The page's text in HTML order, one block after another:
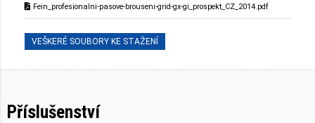
Fein_profesionalni-pasove-brouseni-grid-gx-gi_prospekt_CZ_2014.pdf
VEŠKERÉ SOUBORY KE STAŽENÍ
Příslušenství